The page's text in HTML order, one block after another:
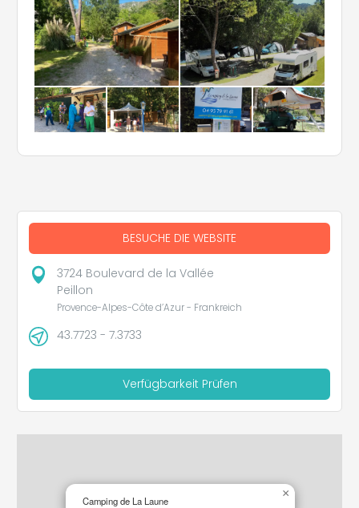
BESUCHE DIE WEBSITE
3724 Boulevard de la Vallée
Peillon
Provence-Alpes-Côte d’Azur - Frankreich
43.7723 - 7.3733
Verfügbarkeit Prüfen
Camping de La Laune
×